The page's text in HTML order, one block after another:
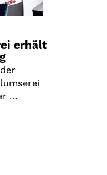
erhält
…